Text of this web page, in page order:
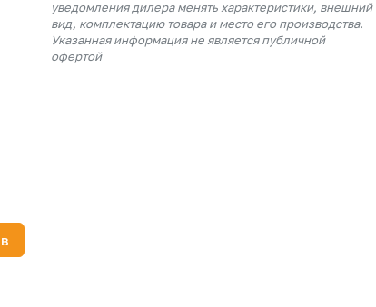
уведомления дилера менять характеристики, внешний
вид, комплектацию товара и место его производства.
Указанная информация не является публичной
офертой